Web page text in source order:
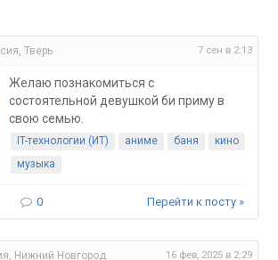
Тверь 7 сен в 2:13
Желаю познакомиться с
состоятельной девушкой би приму в
свою семью.
IT-технологии (ИТ) аниме баня
кино
музыка
0 Перейти к посту »
Нижний Новгород 16 фев, 2025 в 2:29